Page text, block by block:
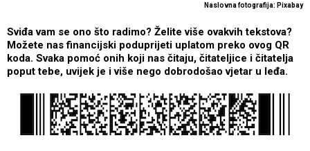
Naslovna fotografija: Pixabay
Sviđa vam se ono što radimo? Želite više ovakvih tekstova?
Možete nas financijski poduprijeti uplatom preko ovog QR
koda. Svaka pomoć onih koji nas čitaju, čitateljice i čitatelja
poput tebe, uvijek je i više nego dobrodošao vjetar u leđa.